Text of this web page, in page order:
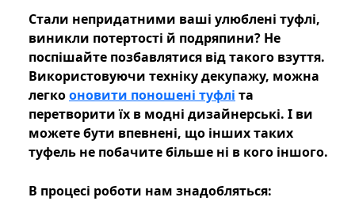
Стали непридатними ваші улюблені туфлі,
виникли потертості й подряпини? Не
поспішайте позбавлятися від такого взуття.
Використовуючи техніку декупажу, можна
легкооновити поношені туфлі та
перетворити їх в модні дизайнерські. І ви
можете бути впевнені, що інших таких
туфель не побачите більше ні в кого іншого.
В процесі роботи нам знадобляться: